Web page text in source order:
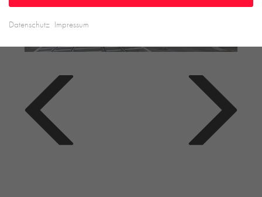
Datenschutz Impressum